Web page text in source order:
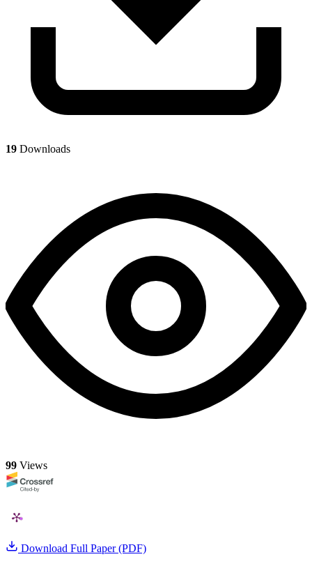
19 Downloads
99 Views
Download Full Paper (PDF)